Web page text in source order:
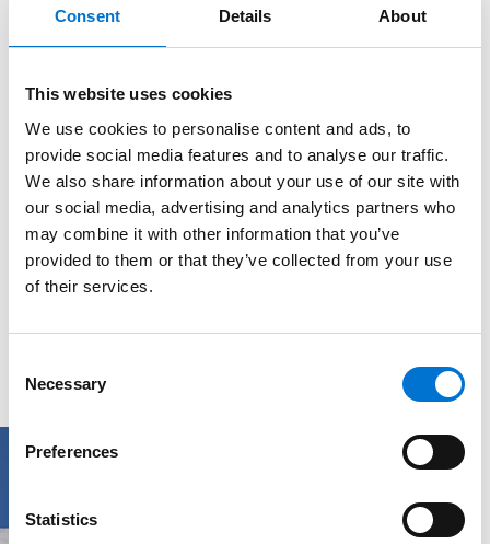
Consent Details About
This website uses cookies
We use cookies to personalise content and ads, to
provide social media features and to analyse our traffic.
We also share information about your use of our site with
our social media, advertising and analytics partners who
may combine it with other information that you’ve
provided to them or that they’ve collected from your use
of their services.
Selection
Necessary
Preferences
Statistics